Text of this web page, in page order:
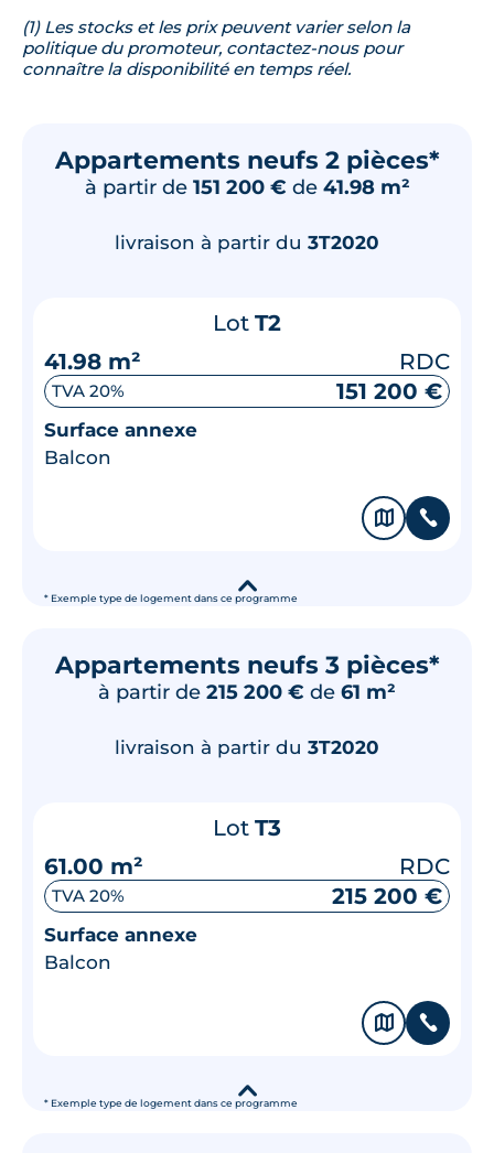
(1) Les stocks et les prix peuvent varier selon la
politique du promoteur, contactez-nous pour
connaître la disponibilité en temps réel.
Appartements neufs 2 pièces*
à partir de 151 200 € de 41.98 m²
* Exemple type de logement dans ce programme
livraison à partir du 3T2020
Lot T2
41.98 m²
RDC
TVA 20% 151 200 €
Surface annexe
Balcon
🗞 📞
▾
Appartements neufs 3 pièces*
à partir de 215 200 € de 61 m²
* Exemple type de logement dans ce programme
livraison à partir du 3T2020
Lot T3
61.00 m²
RDC
TVA 20% 215 200 €
Surface annexe
Balcon
🗞 📞
▾